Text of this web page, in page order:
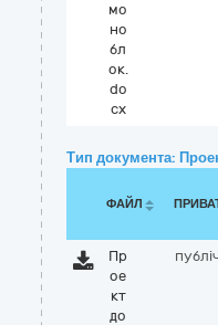
мо
но
бл
ок.
do
cx
Тип документа:
ФАЙЛ
Пр
ое
кт
до